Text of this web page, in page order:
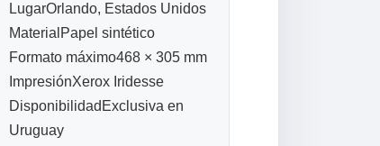
LugarOrlando, Estados Unidos
MaterialPapel sintético
Formato máximo468 × 305 mm
ImpresiónXerox Iridesse
DisponibilidadExclusiva en
Uruguay